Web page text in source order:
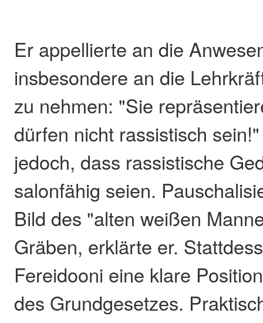
Er appellierte an die
insbesondere an die
zu nehmen: "Sie
dürfen nicht rassistisch
jedoch, dass rassistische
salonfähig seien.
Bild des "alten weißen
Gräben, erklärte er.
Fereidooni eine klare
des Grundgesetzes.